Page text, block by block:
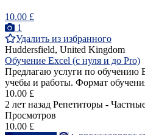
10.00 £
1
Удалить из избранного
Huddersfield, United Kingdom
Обучение Excel (с нуля и до Pro)
Предлагаю услуги по обучению
учебы и работы. Формат
10.00 £
2 лет назад Репетиторы -
Просмотров
10.00 £